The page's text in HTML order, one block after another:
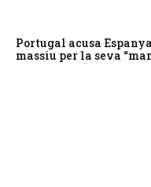
Portugal acusa
massiu per la seva